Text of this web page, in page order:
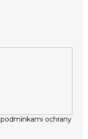
podmínkami ochrany